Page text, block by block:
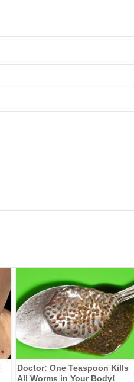
Doctor: One Teaspoon Kills
All Worms in Your Body!